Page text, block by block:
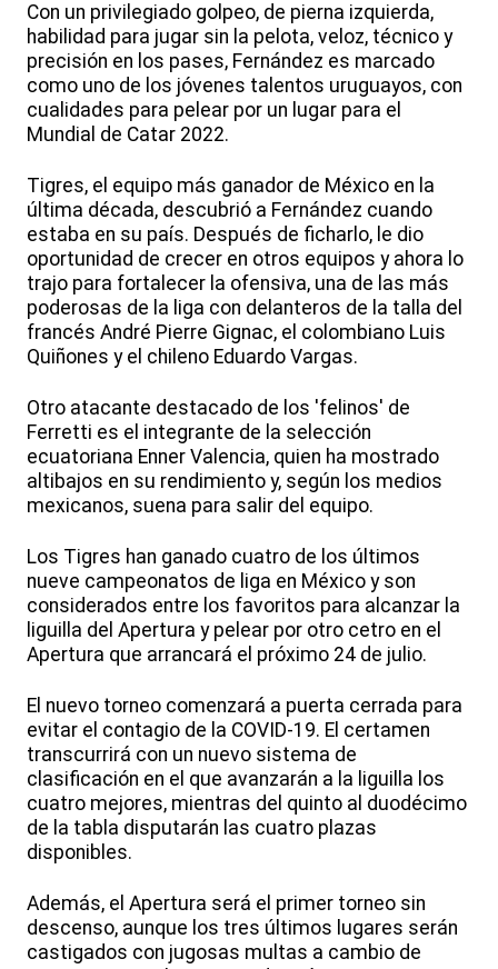
Con un privilegiado golpeo, de pierna izquierda,
habilidad para jugar sin la pelota, veloz, técnico y
precisión en los pases, Fernández es marcado
como uno de los jóvenes talentos uruguayos, con
cualidades para pelear por un lugar para el
Mundial de Catar 2022.
Tigres, el equipo más ganador de México en la
última década, descubrió a Fernández cuando
estaba en su país. Después de ficharlo, le dio
oportunidad de crecer en otros equipos y ahora lo
trajo para fortalecer la ofensiva, una de las más
poderosas de la liga con delanteros de la talla del
francés André Pierre Gignac, el colombiano Luis
Quiñones y el chileno Eduardo Vargas.
Otro atacante destacado de los 'felinos' de
Ferretti es el integrante de la selección
ecuatoriana Enner Valencia, quien ha mostrado
altibajos en su rendimiento y, según los medios
mexicanos, suena para salir del equipo.
Los Tigres han ganado cuatro de los últimos
nueve campeonatos de liga en México y son
considerados entre los favoritos para alcanzar la
liguilla del Apertura y pelear por otro cetro en el
Apertura que arrancará el próximo 24 de julio.
El nuevo torneo comenzará a puerta cerrada para
evitar el contagio de la COVID-19. El certamen
transcurrirá con un nuevo sistema de
clasificación en el que avanzarán a la liguilla los
cuatro mejores, mientras del quinto al duodécimo
de la tabla disputarán las cuatro plazas
disponibles.
Además, el Apertura será el primer torneo sin
descenso, aunque los tres últimos lugares serán
castigados con jugosas multas a cambio de